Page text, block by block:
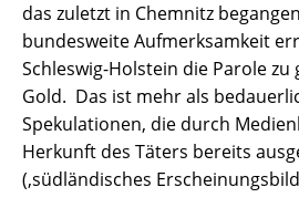
das zuletzt in Chemnitz
bundesweite Aufmerksamkeit
Schleswig-Holstein die Parole zu
Gold. Das ist mehr als
Spekulationen, die durch
Herkunft des Täters bereits
(‚südländisches